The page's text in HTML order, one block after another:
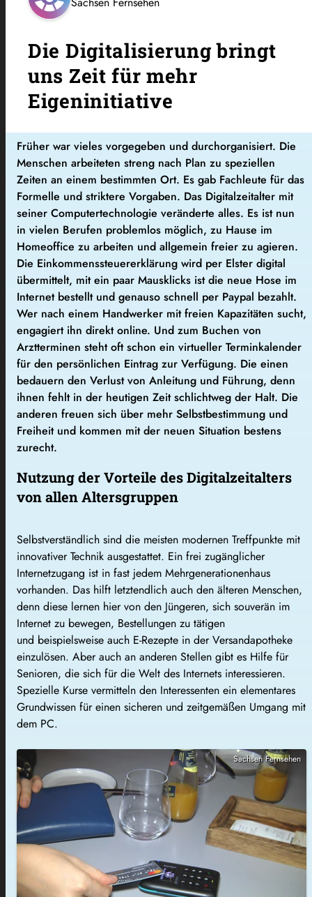
Die Digitalisierung bringt
uns Zeit für mehr
Eigeninitiative
Früher war vieles vorgegeben und durchorganisiert. Die
Menschen arbeiteten streng nach Plan zu speziellen
Zeiten an einem bestimmten Ort. Es gab Fachleute für das
Formelle und striktere Vorgaben. Das Digitalzeitalter mit
seiner Computertechnologie veränderte alles. Es ist nun
in vielen Berufen problemlos möglich, zu Hause im
Homeoffice zu arbeiten und allgemein freier zu agieren.
Die Einkommenssteuererklärung wird per Elster digital
übermittelt, mit ein paar Mausklicks ist die neue Hose im
Internet bestellt und genauso schnell per Paypal bezahlt.
Wer nach einem Handwerker mit freien Kapazitäten sucht,
engagiert ihn direkt online. Und zum Buchen von
Arztterminen steht oft schon ein virtueller Terminkalender
für den persönlichen Eintrag zur Verfügung. Die einen
bedauern den Verlust von Anleitung und Führung, denn
ihnen fehlt in der heutigen Zeit schlichtweg der Halt. Die
anderen freuen sich über mehr Selbstbestimmung und
Freiheit und kommen mit der neuen Situation bestens
zurecht.
Nutzung der Vorteile des Digitalzeitalters
von allen Altersgruppen
Selbstverständlich sind die meisten modernen Treffpunkte mit
innovativer Technik ausgestattet. Ein frei zugänglicher
Internetzugang ist in fast jedem Mehrgenerationenhaus
vorhanden. Das hilft letztendlich auch den älteren Menschen,
denn diese lernen hier von den Jüngeren, sich souverän im
Internet zu bewegen, Bestellungen zu tätigen
und beispielsweise auch E-Rezepte in der Versandapotheke
einzulösen. Aber auch an anderen Stellen gibt es Hilfe für
Senioren, die sich für die Welt des Internets interessieren.
Spezielle Kurse vermitteln den Interessenten ein elementares
Grundwissen für einen sicheren und zeitgemäßen Umgang mit
dem PC.
Sachsen Fernsehen